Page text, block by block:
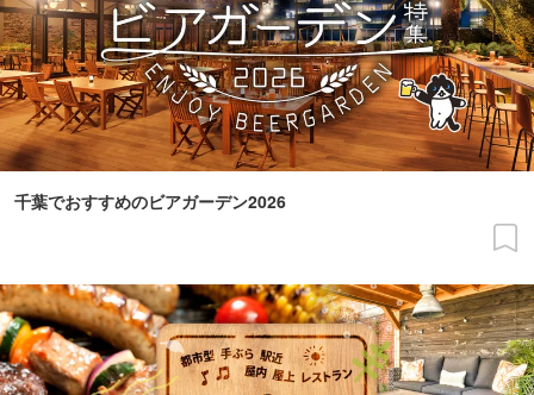
千葉でおすすめのビアガーデン2026